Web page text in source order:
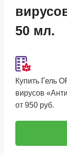
50 мл.
Купить Гель
вирусов
от 950 руб.